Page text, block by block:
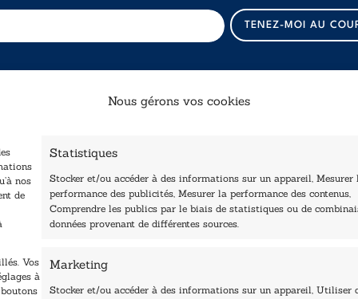
Nous gérons vos cookies
nos
de
Vos
à
Statistiques
Stocker et/ou accéder à des informations sur un appareil, Mesurer
performance des publicités, Mesurer la performance des contenus,
Comprendre les publics par le biais de statistiques ou de
données provenant de différentes sources.
Marketing
Stocker et/ou accéder à des informations sur un appareil, Utiliser
m
m
i
l
TENEZ-MOI AU
édité
nous
Plumes du Lys Bleu
sciences humaines
collections
auteurs
Essai & docs
Sciences humaines